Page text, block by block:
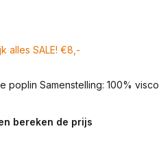
alles SALE! €8,-
poplin Samenstelling: 100%
bereken de prijs